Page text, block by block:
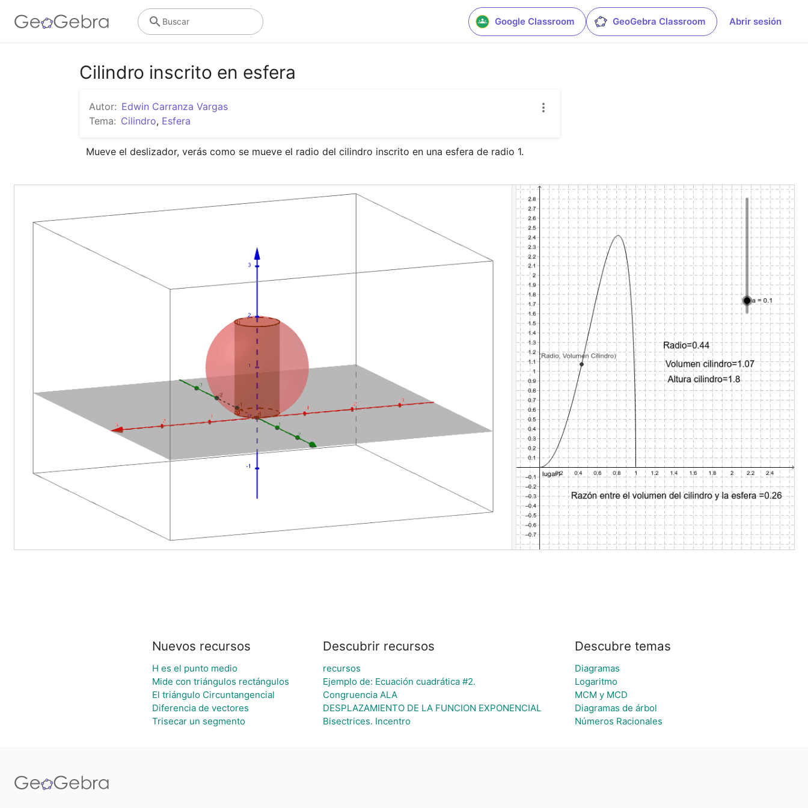
Google Classroom GeoGebra Classroom Abrir sesión
Buscar
Cilindro inscrito en esfera
Autor: Edwin Carranza Vargas
Tema: Cilindro, Esfera
Mueve el deslizador, verás como se mueve el radio del cilindro inscrito en una esfera de radio 1.
Nuevos recursos
H es el punto medio
Mide con triángulos rectángulos
El triángulo Circuntangencial
Diferencia de vectores
Trisecar un segmento
Descubrir recursos
recursos
Ejemplo de: Ecuación cuadrática #2.
Congruencia ALA
DESPLAZAMIENTO DE LA FUNCION EXPONENCIAL
Bisectrices. Incentro
Descubre temas
Diagramas
Logaritmo
MCM y MCD
Diagramas de árbol
Números Racionales